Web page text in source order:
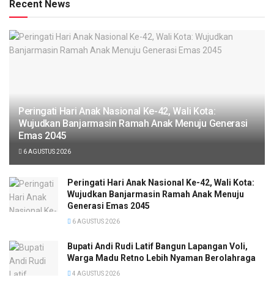
Recent News
Peringati Hari Anak Nasional Ke-42, Wali Kota:
Wujudkan Banjarmasin Ramah Anak Menuju Generasi
Emas 2045
6 AGUSTUS 2026
Peringati Hari Anak Nasional Ke-42, Wali Kota:
Wujudkan Banjarmasin Ramah Anak Menuju
Generasi Emas 2045
6 AGUSTUS 2026
Bupati Andi Rudi Latif Bangun Lapangan Voli,
Warga Madu Retno Lebih Nyaman Berolahraga
4 AGUSTUS 2026